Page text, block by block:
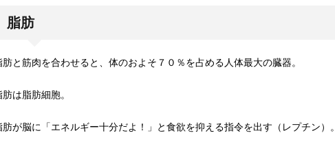
脂肪
肪と筋肉を合わせると、体のおよそ７０％を占める人体最大の臓器。
肪は脂肪細胞。
肪が脳に「エネルギー十分だよ！」と食欲を抑える指令を出す（レプチン）。